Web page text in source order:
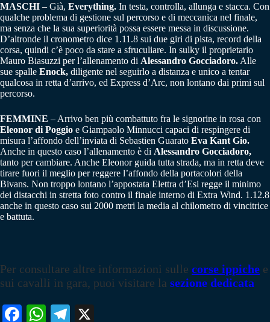
MASCHI – Già, Everything. In testa, controlla, allunga e stacca. Con
qualche problema di gestione sul percorso e di meccanica nel finale,
ma senza che la sua superiorità possa essere messa in discussione.
D’altronde il cronometro dice 1.11.8 sui due giri di pista, record della
corsa, quindi c’è poco da stare a sfruculiare. In sulky il proprietario
Mauro Biasuzzi per l’allenamento di Alessandro Gocciadoro. Alle
sue spalle Enock, diligente nel seguirlo a distanza e unico a tentar
qualcosa in retta d’arrivo, ed Express d’Arc, non lontano dai primi sul
percorso.
FEMMINE – Arrivo ben più combattuto fra le signorine in rosa con
Eleonor di Poggio e Giampaolo Minnucci capaci di respingere di
misura l’affondo dell’inviata di Sebastien Guarato Eva Kant Gio.
Anche in questo caso l’allenamento è di Alessandro Gocciadoro,
tanto per cambiare. Anche Eleonor guida tutta strada, ma in retta deve
tirare fuori il meglio per reggere l’affondo della portacolori della
Bivans. Non troppo lontano l’appostata Elettra d’Esi regge il minimo
dei distacchi in stretta foto contro il finale interno di Extra Wind. 1.12.8
anche in questo caso sui 2000 metri la media al chilometro di vincitrice
e battuta.
Per consultare altre informazioni sulle corse ippiche e
sui cavalli in gara, puoi visitare la sezione dedicata
Fa W
Te